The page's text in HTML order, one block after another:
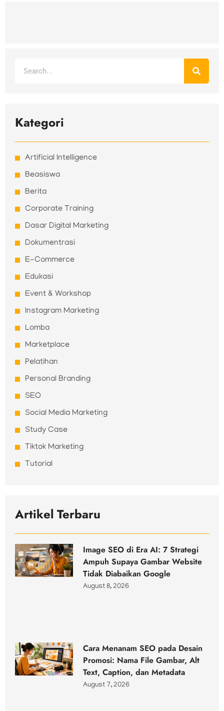
Kategori
Artificial Intelligence
Beasiswa
Berita
Corporate Training
Dasar Digital Marketing
Dokumentrasi
E-Commerce
Edukasi
Event & Workshop
Instagram Marketing
Lomba
Marketplace
Pelatihan
Personal Branding
SEO
Social Media Marketing
Study Case
Tiktok Marketing
Tutorial
Artikel Terbaru
Image SEO di Era AI: 7 Strategi
Ampuh Supaya Gambar Website
Tidak Diabaikan Google
August 8, 2026
Cara Menanam SEO pada Desain
Promosi: Nama File Gambar, Alt
Text, Caption, dan Metadata
August 7, 2026